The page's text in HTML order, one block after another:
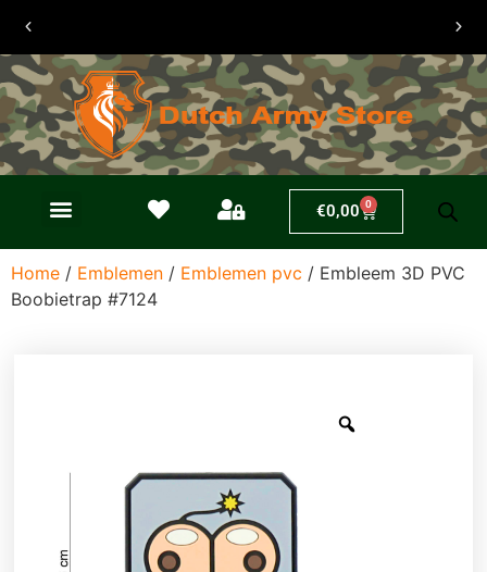
30 dagen
retouren
€0,00 0
Home / Emblemen / Emblemen pvc / Embleem 3D PVC
Boobietrap #7124